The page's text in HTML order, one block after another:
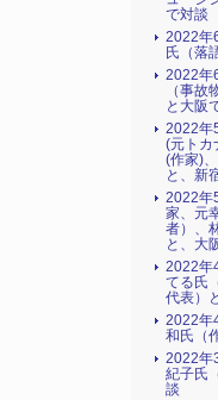
で対談
2022年
氏（落
2022年
（事故
と大阪
2022年
(元トカ
(作家)
と、新
2022年
家、元
者）、
と、大
2022年
てる氏
代表）
2022年
和氏（
2022年
紀子氏
談